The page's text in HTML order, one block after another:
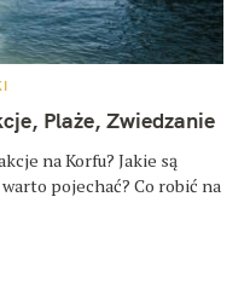
Plaże, Zwiedzanie
na Korfu? Jakie są
pojechać? Co robić na